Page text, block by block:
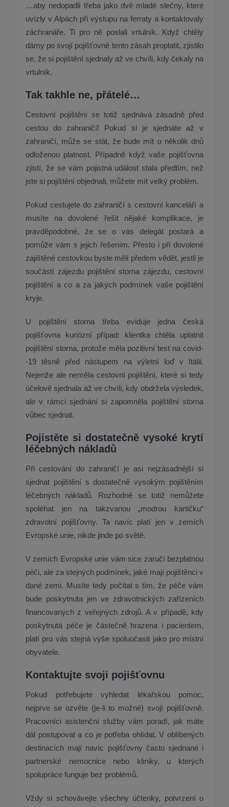
…aby nedopadli třeba jako dvě mladé slečny, které
uvízly v Alpách při výstupu na ferraty a kontaktovaly
záchranáře. Ti pro ně poslali vrtulník. Když chtěly
dámy po svojí pojišťovně tento zásah proplatit, zjistilo
se, že si pojištění sjednaly až ve chvíli, kdy čekaly na
vrtulník.
Tak takhle ne, přátelé…
Cestovní pojištění se totiž sjednává zásadně před
cestou do zahraničí! Pokud si je sjednáte až v
zahraničí, může se stát, že bude mít o několik dnů
odloženou platnost. Případně když vaše pojišťovna
zjistí, že se vám pojistná událost stala předtím, než
jste si pojištění objednali, můžete mít velký problém.
Pokud cestujete do zahraničí s cestovní kanceláří a
musíte na dovolené řešit nějaké komplikace, je
pravděpodobné, že se o vás delegát postará a
pomůže vám s jejich řešením. Přesto i při dovolené
zajištěné cestovkou byste měli předem vědět, jestli je
součástí zájezdu pojištění storna zájezdu, cestovní
pojištění a co a za jakých podmínek vaše pojištění
kryje.
U pojištění storna třeba eviduje jedna česká
pojišťovna kuriózní případ: klientka chtěla uplatnit
pojištění storna, protože měla pozitivní test na covid­
‑19 těsně před nástupem na výletní loď v Itálii.
Nejenže ale neměla cestovní pojištění, které si tedy
účelově sjednala až ve chvíli, kdy obdržela výsledek,
ale v rámci sjednání si zapomněla pojištění storna
vůbec sjednat.
Pojistěte si dostatečně vysoké krytí
léčebných nákladů
Při cestování do zahraničí je asi nejzásadnější si
sjednat pojištění s dostatečně vysokým pojištěním
léčebných nákladů. Rozhodně se totiž nemůžete
spoléhat jen na takzvanou „modrou kartičku“
zdravotní pojišťovny. Ta navíc platí jen v zemích
Evropské unie, nikde jinde po světě.
V zemích Evropské unie vám sice zaručí bezplatnou
péči, ale za stejných podmínek, jaké mají pojištěnci v
dané zemi. Musíte tedy počítat s tím, že péče vám
bude poskytnuta jen ve zdravotnických zařízeních
financovaných z veřejných zdrojů. A v případě, kdy
poskytnutá péče je částečně hrazena i pacientem,
platí pro vás stejná výše spoluúčasti jako pro místní
obyvatele.
Kontaktujte svoji pojišťovnu
Pokud potřebujete vyhledat lékařskou pomoc,
nejprve se ozvěte (je­‑li to možné) svojí pojišťovně.
Pracovníci asistenční služby vám poradí, jak máte
dál postupovat a co je potřeba ohlídat. V oblíbených
destinacích mají navíc pojišťovny často sjednané i
partnerské nemocnice nebo kliniky, u kterých
spolupráce funguje bez problémů.
Vždy si schovávejte všechny účtenky, potvrzení o